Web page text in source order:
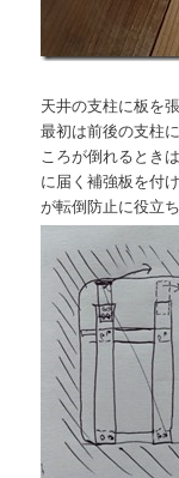
天井の支柱に板を
最初は前後の支柱
ころが倒れるとき
に届く補強板を付
が転倒防止に役立ち